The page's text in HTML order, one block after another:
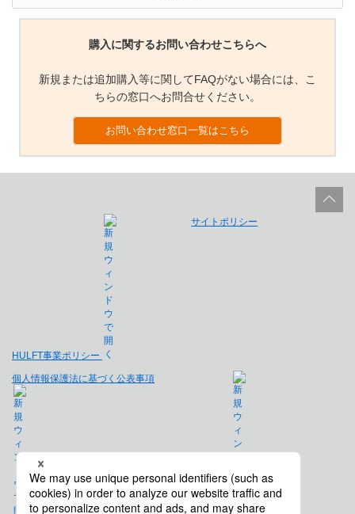
購入に関するお問い合わせこちらへ
新規または追加購入等に関してFAQがない場合には、こ
ちらの窓口へお問合せください。
お問い合わせ窓口一覧はこちら
HULFT事業ポリシー
サイトポリシー
個人情報保護法に基づく公表事項